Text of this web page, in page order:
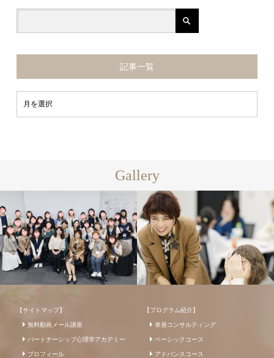
記事一覧
Gallery
【サイトマップ】
無料動画メール講座
パートナーシップ心理学アカデミー
プロフィール
【プログラム紹介】
単発コンサルティング
ベーシックコース
アドバンスコース